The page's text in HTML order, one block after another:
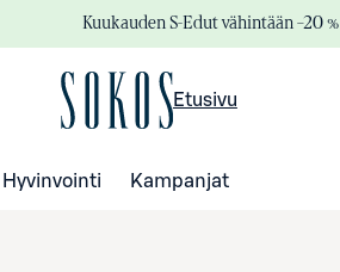
Kuukauden S-Edut vähintään –20 %
Etusivu
Hyvinvointi Kampanjat